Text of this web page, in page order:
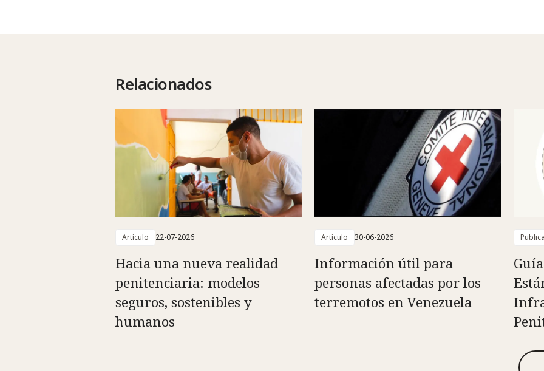
Relacionados
Artículo 22-07-2026
Hacia una nueva realidad
penitenciaria: modelos
seguros, sostenibles y
humanos
Artículo 30-06-2026
Información útil para
personas afectadas por los
terremotos en Venezuela